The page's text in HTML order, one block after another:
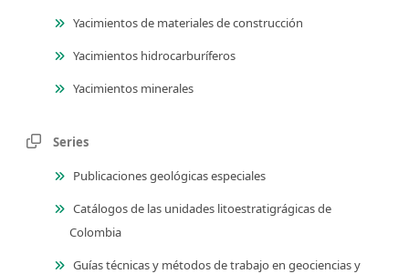
Yacimientos de materiales de construcción
Yacimientos hidrocarburíferos
Yacimientos minerales
Series
Publicaciones geológicas especiales
Catálogos de las unidades litoestratigrágicas de
Colombia
Guías técnicas y métodos de trabajo en geociencias y